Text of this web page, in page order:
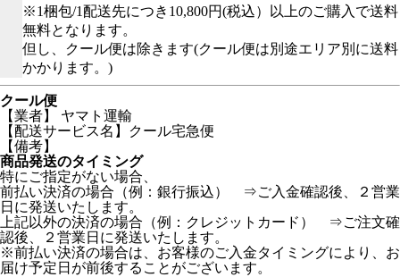
※1梱包/1配送先につき10,800円(税込）以上のご購入で送料
無料となります。
但し、クール便は除きます(クール便は別途エリア別に送料
かかります。)
クール便
【業者】 ヤマト運輸
【配送サービス名】クール宅急便
【備考】
商品発送のタイミング
特にご指定がない場合、
前払い決済の場合（例：銀行振込） ⇒ご入金確認後、２営業
日に発送いたします。
上記以外の決済の場合（例：クレジットカード） ⇒ご注文確
認後、２営業日に発送いたします。
※前払い決済の場合は、お客様のご入金タイミングにより、お
届け予定日が前後することがございます。